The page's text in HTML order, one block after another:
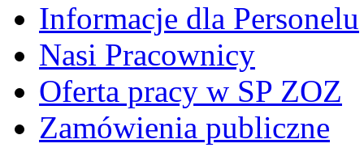
Informacje dla Personelu
Nasi Pracownicy
Oferta pracy w SP ZOZ
Zamówienia publiczne